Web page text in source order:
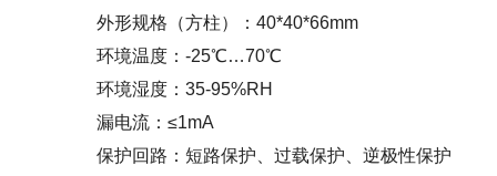
外形规格（方柱）：40*40*66mm
环境温度：-25℃…70℃
环境湿度：35-95%RH
漏电流：≤1mA
保护回路：短路保护、过载保护、逆极性保护